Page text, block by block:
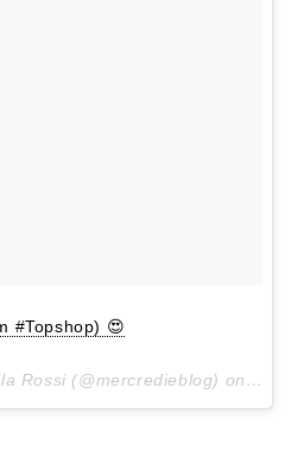
#Topshop) 😍
A photo posted by Priscilla Rossi (@mercredieblog) onDec